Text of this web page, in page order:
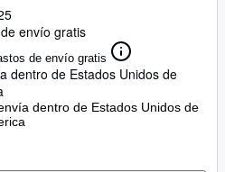
envío gratis
de envío gratis
dentro de Estados Unidos de
dentro de Estados Unidos de